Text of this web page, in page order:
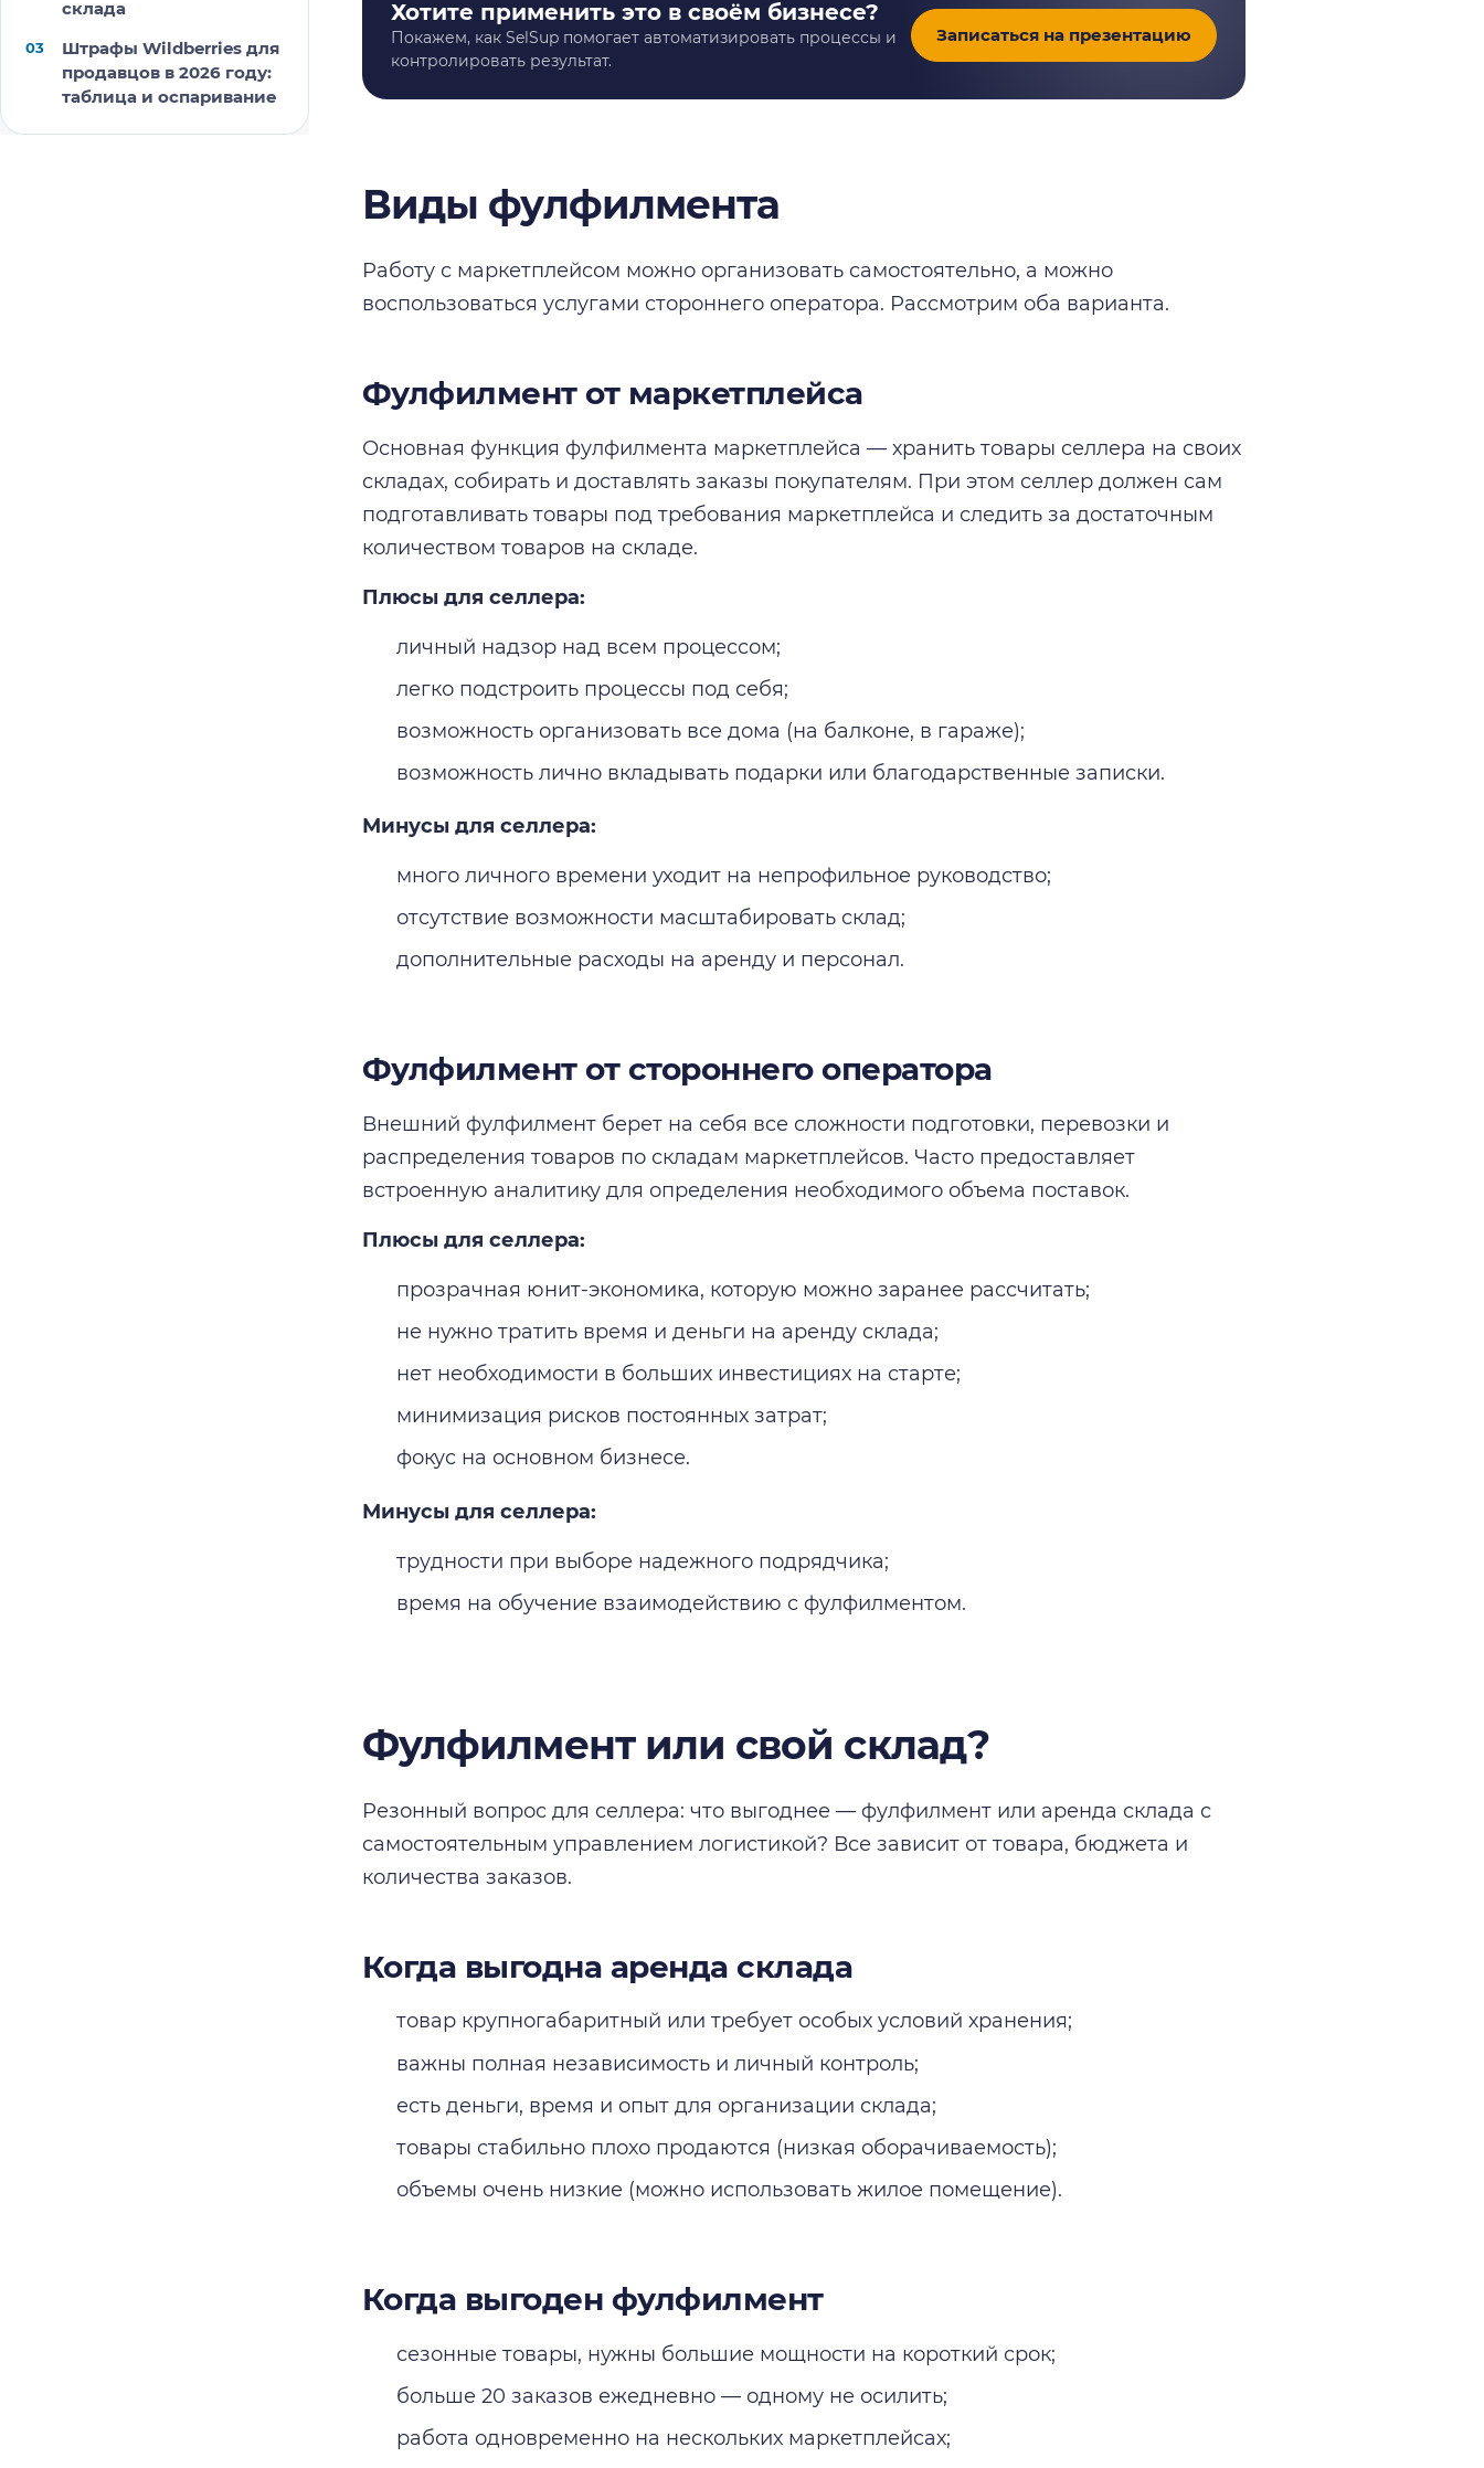
склада
Штрафы Wildberries для
продавцов в 2026 году:
таблица и оспаривание
Хотите применить это в своём бизнесе?
Покажем, как SelSup помогает автоматизировать процессы и
контролировать результат.
Записаться на презентацию
Виды фулфилмента
Работу с маркетплейсом можно организовать самостоятельно, а можно
воспользоваться услугами стороннего оператора. Рассмотрим оба варианта.
Фулфилмент от маркетплейса
Основная функция фулфилмента маркетплейса — хранить товары селлера на своих
складах, собирать и доставлять заказы покупателям. При этом селлер должен сам
подготавливать товары под требования маркетплейса и следить за достаточным
количеством товаров на складе.
Плюсы для селлера:
личный надзор над всем процессом;
легко подстроить процессы под себя;
возможность организовать все дома (на балконе, в гараже);
возможность лично вкладывать подарки или благодарственные записки.
Минусы для селлера:
много личного времени уходит на непрофильное руководство;
отсутствие возможности масштабировать склад;
дополнительные расходы на аренду и персонал.
Фулфилмент от стороннего оператора
Внешний фулфилмент берет на себя все сложности подготовки, перевозки и
распределения товаров по складам маркетплейсов. Часто предоставляет
встроенную аналитику для определения необходимого объема поставок.
Плюсы для селлера:
прозрачная юнит-экономика, которую можно заранее рассчитать;
не нужно тратить время и деньги на аренду склада;
нет необходимости в больших инвестициях на старте;
минимизация рисков постоянных затрат;
фокус на основном бизнесе.
Минусы для селлера:
трудности при выборе надежного подрядчика;
время на обучение взаимодействию с фулфилментом.
Фулфилмент или свой склад?
Резонный вопрос для селлера: что выгоднее — фулфилмент или аренда склада с
самостоятельным управлением логистикой? Все зависит от товара, бюджета и
количества заказов.
Когда выгодна аренда склада
товар крупногабаритный или требует особых условий хранения;
важны полная независимость и личный контроль;
есть деньги, время и опыт для организации склада;
товары стабильно плохо продаются (низкая оборачиваемость);
объемы очень низкие (можно использовать жилое помещение).
Когда выгоден фулфилмент
сезонные товары, нужны большие мощности на короткий срок;
больше 20 заказов ежедневно — одному не осилить;
работа одновременно на нескольких маркетплейсах;